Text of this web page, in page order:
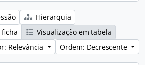
Hierarquia
ficha
Visualização em tabela
Relevância
Ordem: Decrescente